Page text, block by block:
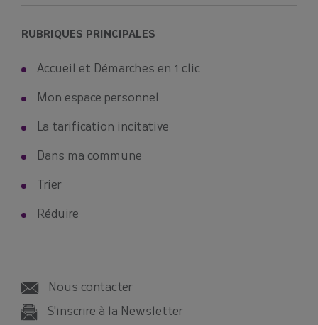
de plus simple avec le compostage ! 💡
leur solution de tri des déchets
composteurs à prix réduits
Voici les dates à venir :
👉 Samedi 10 octobre à Retiers
Réservez votre composteur en cliquant
RUBRIQUES PRINCIPALES
Accueil et Démarches en 1 clic
Mon espace personnel
La tarification incitative
Dans ma commune
Trier
Réduire
Nous contacter
S'inscrire à la Newsletter